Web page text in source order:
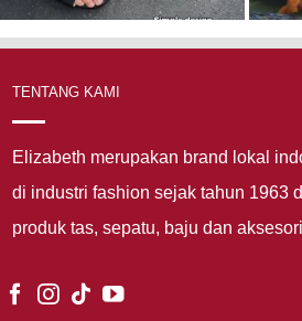
TENTANG KAMI
Elizabeth merupakan brand lokal
di industri fashion sejak tahun 1963
produk tas, sepatu, baju dan